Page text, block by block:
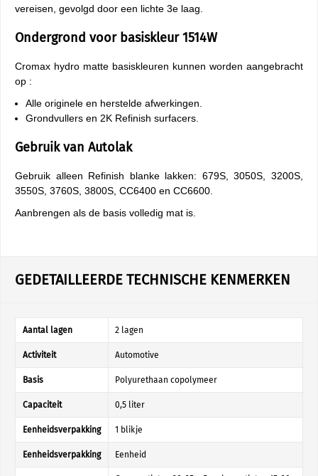
vereisen, gevolgd door een lichte 3e laag.
Ondergrond voor basiskleur 1514W
Cromax hydro matte basiskleuren kunnen worden aangebracht
op :
Alle originele en herstelde afwerkingen.
Grondvullers en 2K Refinish surfacers.
Gebruik van Autolak
Gebruik alleen Refinish blanke lakken: 679S, 3050S, 3200S,
3550S, 3760S, 3800S, CC6400 en CC6600.
Aanbrengen als de basis volledig mat is.
GEDETAILLEERDE TECHNISCHE KENMERKEN
Aantal lagen 2 lagen
Activiteit Automotive
Basis Polyurethaan copolymeer
Capaciteit 0,5 liter
Eenheidsverpakking 1 blikje
Eenheidsverpakking Eenheid